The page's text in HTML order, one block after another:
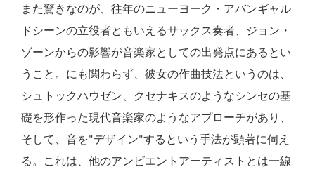
また驚きなのが、往年のニューヨーク・アバンギャル
ドシーンの立役者ともいえるサックス奏者、ジョン・
ゾーンからの影響が音楽家としての出発点にあるとい
うこと。 にも関わらず、彼女の作曲技法というのは、
シュトックハウゼン、クセナキスのようなシンセの基
礎を形作った現代音楽家のようなアプローチがあり、
そして、音を"デザイン"するという手法が顕著に伺え
る。これは、他のアンビエントアーティストとは一線